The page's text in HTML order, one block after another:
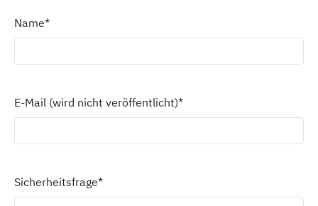
Name*
E-Mail (wird nicht veröffentlicht)*
Sicherheitsfrage*